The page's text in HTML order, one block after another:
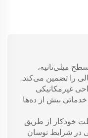
میلی‌ثانیه،
را تضمین می‌کند.
غیرمکانیکی
بیش از ده‌ها
خودکار از طریق
در شرایط نوسان